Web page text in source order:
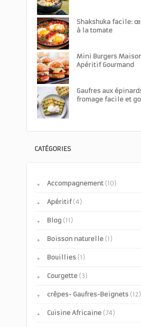
Shakshuka facile:
à la tomate
Mini Burgers
Apéritif Gourmand
Gaufres aux
fromage facile et
CATÉGORIES
Accompagnement (10)
Apéritif(4)
Blog (11)
Boisson naturelle (1)
Bouillies (1)
Courgette (3)
crêpes- Gaufres-Beignets (12)
Cuisine Africaine (74)